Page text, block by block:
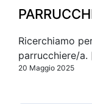
Ricerchiamo
parrucchiere/
20 Maggio 2025